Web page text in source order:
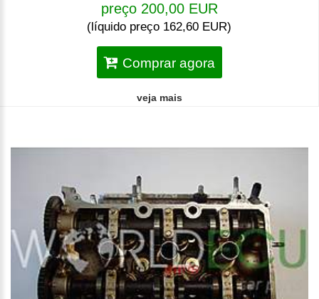
preço 200,00 EUR
(líquido preço 162,60 EUR)
Comprar agora
veja mais